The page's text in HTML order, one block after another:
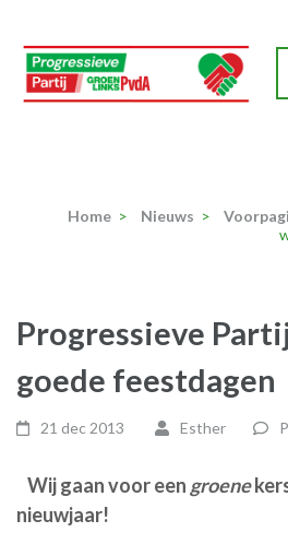
naar
inhoud
(Druk
Home > Nieuws >
Progressieve
goede feestdagen
21 dec 2013 Esther
Wij gaan voor een groene
nieuwjaar!